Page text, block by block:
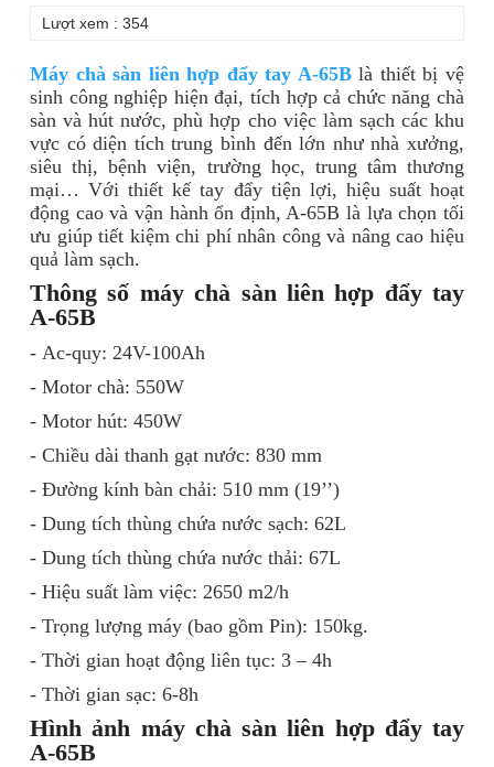
Lượt xem : 354
Máy chà sàn liên hợp đẩy tay A-65Blà thiết bị vệ
sinh công nghiệp hiện đại, tích hợp cả chức năng chà
sàn và hút nước, phù hợp cho việc làm sạch các khu
vực có diện tích trung bình đến lớn như nhà xưởng,
siêu thị, bệnh viện, trường học, trung tâm thương
mại… Với thiết kế tay đẩy tiện lợi, hiệu suất hoạt
động cao và vận hành ổn định, A-65B là lựa chọn tối
ưu giúp tiết kiệm chi phí nhân công và nâng cao hiệu
quả làm sạch.
Thông số máy chà sàn liên hợp đẩy tay
A-65B
- Ac-quy: 24V-100Ah
- Motor chà: 550W
- Motor hút: 450W
- Chiều dài thanh gạt nước: 830 mm
- Đường kính bàn chải: 510 mm (19’’)
- Dung tích thùng chứa nước sạch: 62L
- Dung tích thùng chứa nước thải: 67L
- Hiệu suất làm việc: 2650 m2/h
- Trọng lượng máy (bao gồm Pin): 150kg.
- Thời gian hoạt động liên tục: 3 – 4h
- Thời gian sạc: 6-8h
Hình ảnh máy chà sàn liên hợp đẩy tay
A-65B